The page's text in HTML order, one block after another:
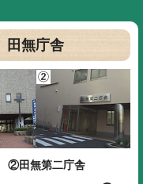
田無庁舎
②田無第二庁舎